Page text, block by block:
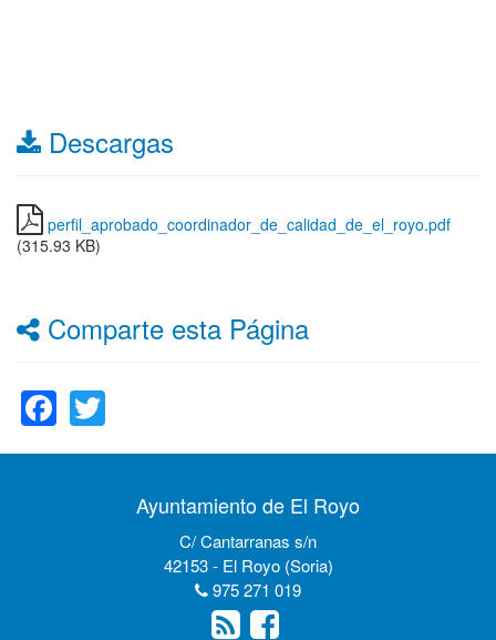
Descargas
perfil_aprobado_coordinador_de_calidad_de_el_royo.pdf
(315.93 KB)
Comparte esta Página
Facebook
Ayuntamiento de El Royo
C/ Cantarranas s/n
42153 - El Royo (Soria)
975 271 019